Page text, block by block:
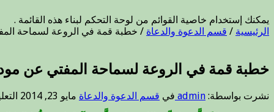
يمكنك إستخدام خاصية القوائم من لوحة التحكم لبناء هذه القائمة .
الرئيسية / قسم الدعوة والدعاة / خطبة قمة في الروعة لسماحة
خطبة قمة في الروعة لسماحة المفتي عن
نشرت بواسطة: admin في قسم الدعوة والدعاة مايو 23, 2014